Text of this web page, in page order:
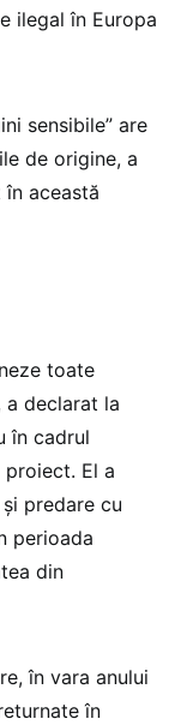
ilegal în Europa
sensibile” are
de origine, a
această
toate
a declarat la
în cadrul
El a
predare cu
perioada
din
în vara anului
în